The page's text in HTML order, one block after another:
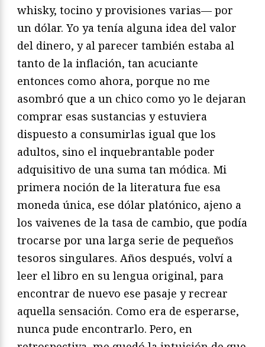
whisky, tocino y provisiones varias— por
un dólar. Yo ya tenía alguna idea del valor
del dinero, y al parecer también estaba al
tanto de la inflación, tan acuciante
entonces como ahora, porque no me
asombró que a un chico como yo le dejaran
comprar esas sustancias y estuviera
dispuesto a consumirlas igual que los
adultos, sino el inquebrantable poder
adquisitivo de una suma tan módica. Mi
primera noción de la literatura fue esa
moneda única, ese dólar platónico, ajeno a
los vaivenes de la tasa de cambio, que podía
trocarse por una larga serie de pequeños
tesoros singulares. Años después, volví a
leer el libro en su lengua original, para
encontrar de nuevo ese pasaje y recrear
aquella sensación. Como era de esperarse,
nunca pude encontrarlo. Pero, en